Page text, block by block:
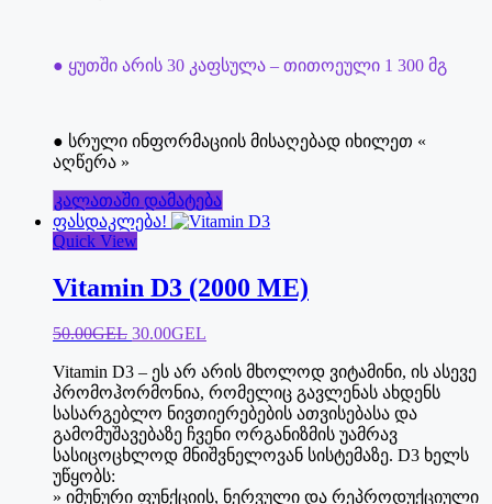
● ყუთში არის 30 კაფსულა – თითოეული 1 300 მგ
● სრული ინფორმაციის მისაღებად იხილეთ «
აღწერა »
კალათაში დამატება
ფასდაკლება!
Quick View
Vitamin D3 (2000 ME)
50.00GEL Original
was:
50.00₾.
30.00GEL
is:
30.00₾.
Vitamin D3 – ეს არ არის მხოლოდ ვიტამინი, ის ასევე
პრომოჰორმონია, რომელიც გავლენას ახდენს
სასარგებლო ნივთიერებების ათვისებასა და
გამომუშავებაზე ჩვენი ორგანიზმის უამრავ
სასიცოცხლოდ მნიშვნელოვან სისტემაზე. D3 ხელს
უწყობს:
» იმუნური ფუნქციის, ნერვული და რეპროდუქციული